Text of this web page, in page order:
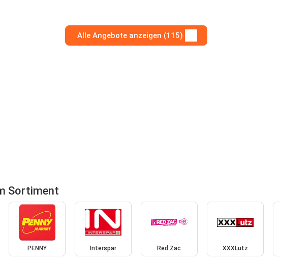
Alle Angebote anzeigen (115)
Sortiment
PENNY Interspar Red Zac XXXLutz